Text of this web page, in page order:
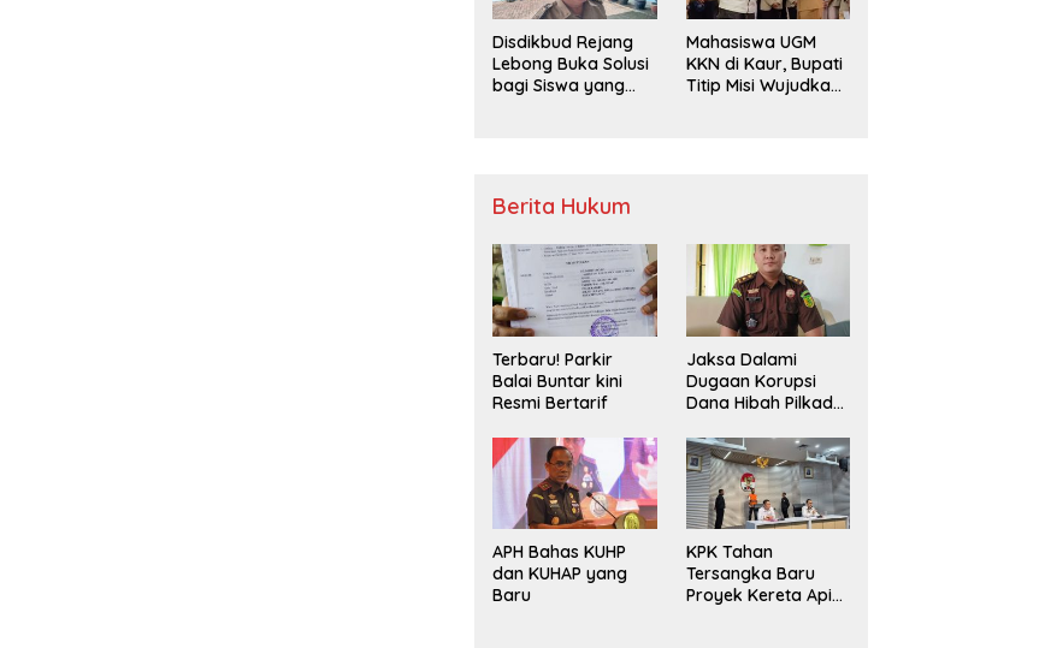
Disdikbud Rejang
Lebong Buka Solusi
bagi Siswa yang
Mahasiswa UGM
KKN di Kaur, Bupati
Titip Misi Wujudkan
Berita Hukum
Terbaru! Parkir
Balai Buntar kini
Resmi Bertarif
Jaksa Dalami
Dugaan Korupsi
Dana Hibah Pilkada
Kaur
APH Bahas KUHP
dan KUHAP yang
Baru
KPK Tahan
Tersangka Baru
Proyek Kereta Api